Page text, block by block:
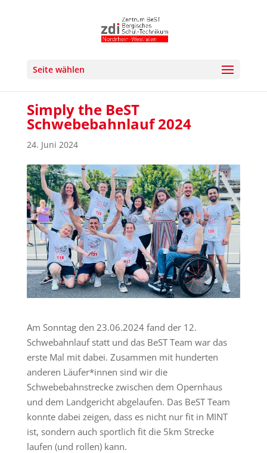
Seite wählen
Simply the BeST
Schwebebahnlauf 2024
24. Juni 2024
Am Sonntag den 23.06.2024 fand der 12.
Schwebahnlauf statt und das BeST Team war das
erste Mal mit dabei. Zusammen mit hunderten
anderen Läufer*innen sind wir die
Schwebebahnstrecke zwischen dem Opernhaus
und dem Landgericht abgelaufen. Das BeST Team
konnte dabei zeigen, dass es nicht nur fit in MINT
ist, sondern auch sportlich fit die 5km Strecke
laufen (und rollen) kann.